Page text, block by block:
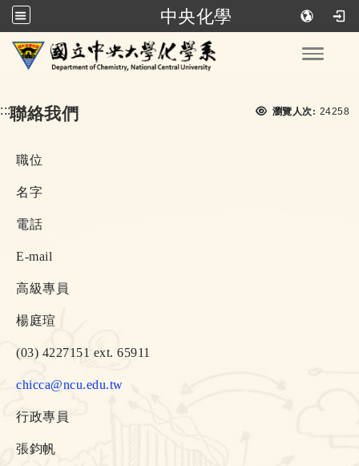
中央化學
跳到主要內容
::: 瀏覽人次: 瀏覽
24258
聯絡我們
職位
名字
電話
E-mail
高級專員
楊庭瑄
(03) 4227151 ext. 65911
chicca@ncu.edu.tw
行政專員
張鈞帆